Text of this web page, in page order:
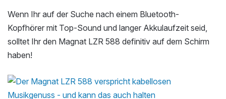
Wenn Ihr auf der Suche nach einem Bluetooth-
Kopfhörer mit Top-Sound und langer Akkulaufzeit seid,
solltet Ihr den Magnat LZR 588 definitiv auf dem Schirm
haben!